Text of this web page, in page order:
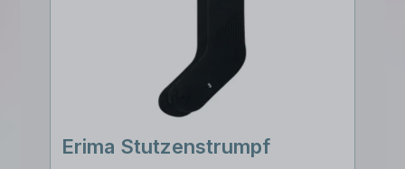
Erima Stutzenstrumpf